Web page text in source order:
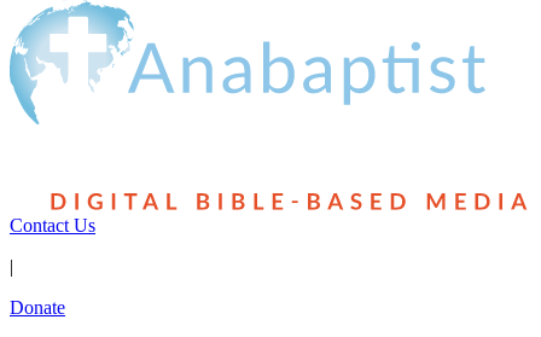
Contact Us
|
Donate